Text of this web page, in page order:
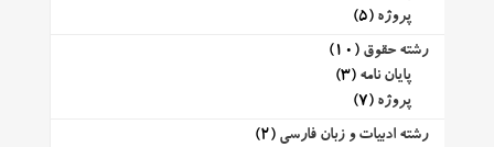
پروژه (5)
رشته حقوق (10)
پایان نامه (3)
پروژه (7)
رشته ادبیات و زبان فارسی (2)